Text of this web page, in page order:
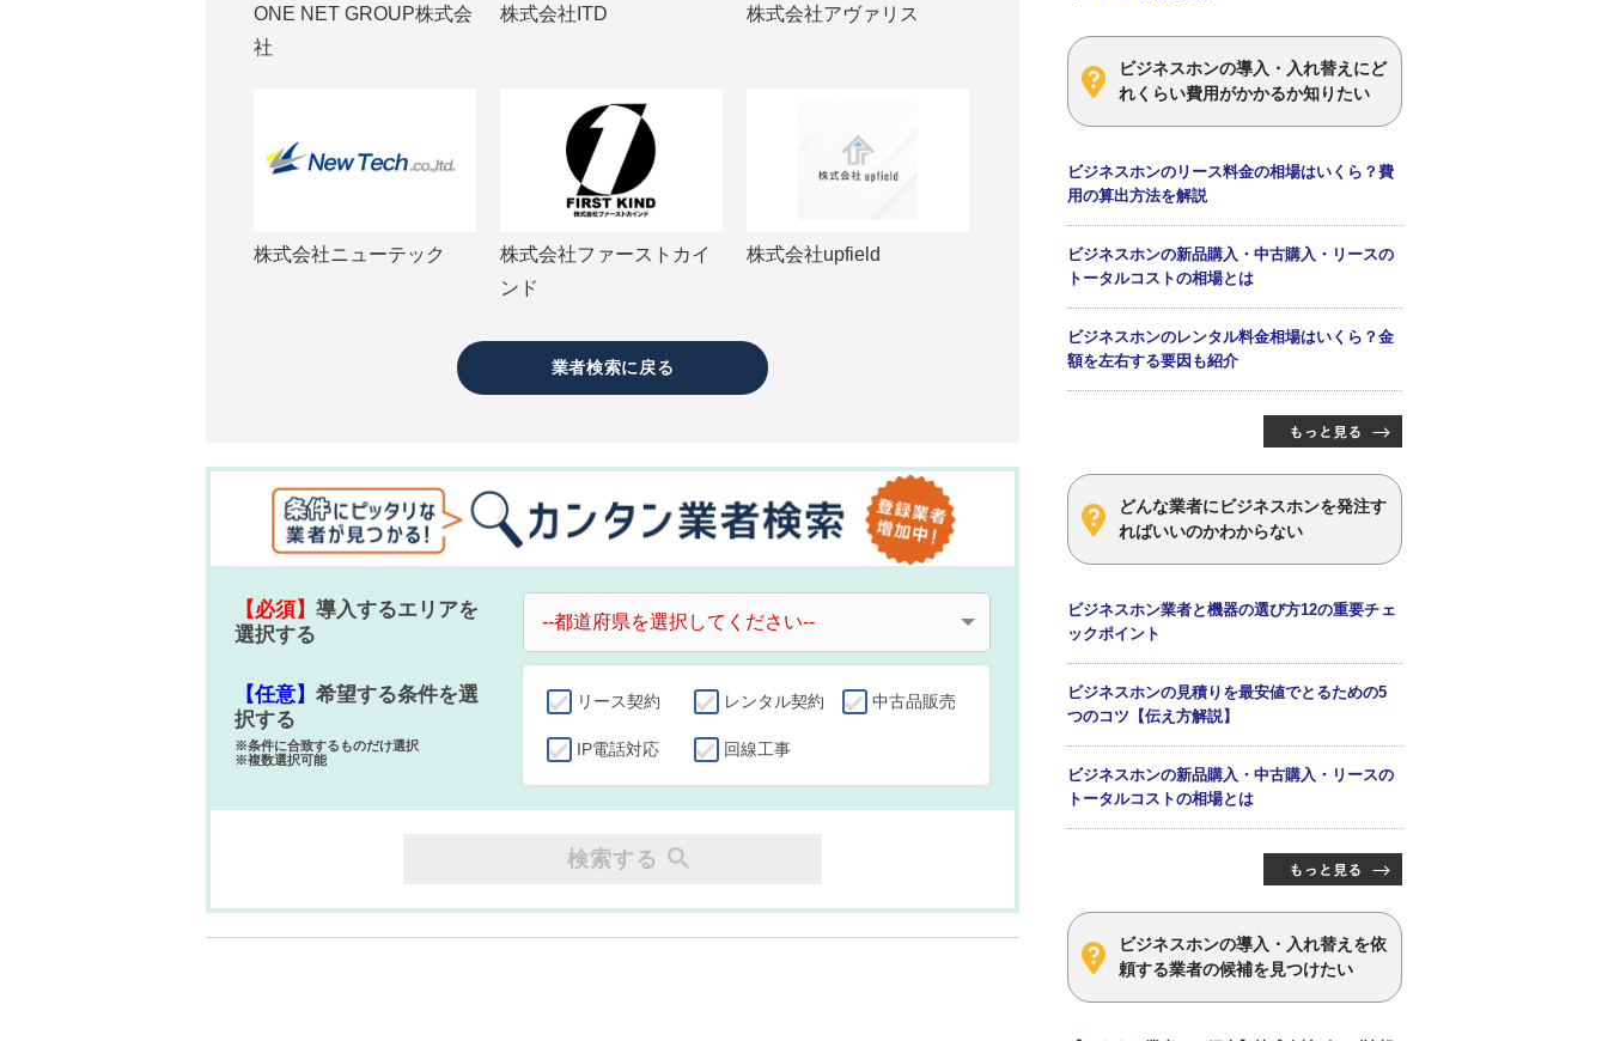
ONE NET GROUP株式会
社
株式会社ITD 株式会社アヴァリス
株式会社ニューテック
株式会社ファーストカイ
ンド
株式会社upfield
業者検索に戻る
【必須】導入するエリアを
選択する
【任意】希望する条件を選
択する
※条件に合致するものだけ選択
※複数選択可能
リース契約 レンタル契約 中古品販売
IP電話対応 回線工事
検索する
ビジネスホンの導入・入れ替えにど
れくらい費用がかかるか知りたい
ビジネスホンのリース料金の相場はいくら？費
用の算出方法を解説
ビジネスホンの新品購入・中古購入・リースの
トータルコストの相場とは
ビジネスホンのレンタル料金相場はいくら？金
額を左右する要因も紹介
どんな業者にビジネスホンを発注す
ればいいのかわからない
ビジネスホン業者と機器の選び方12の重要チェ
ックポイント
ビジネスホンの見積りを最安値でとるための5
つのコツ【伝え方解説】
ビジネスホンの新品購入・中古購入・リースの
トータルコストの相場とは
ビジネスホンの導入・入れ替えを依
頼する業者の候補を見つけたい